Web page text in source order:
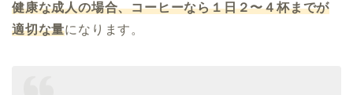
健康な成人の場合、コーヒーなら１日２〜４杯までが
適切な量になります。